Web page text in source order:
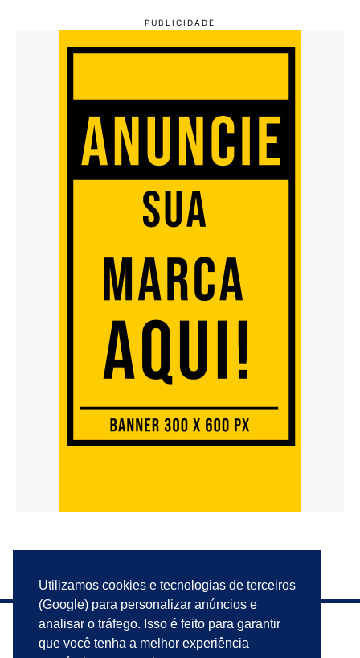
Utilizamos cookies e tecnologias de terceiros
(Google) para personalizar anúncios e
analisar o tráfego. Isso é feito para garantir
que você tenha a melhor experiência